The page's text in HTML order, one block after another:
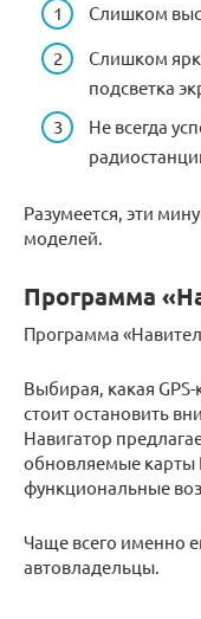
Слишком
Слишком
подсветка
Не всегда
Разумеется, эти
моделей.
Программа
Программа
Выбирая, какая
стоит остановить
Навигатор
обновляемые карты
функциональные
Чаще всего именно
автовладельцы.